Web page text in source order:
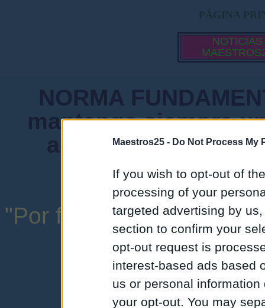
Maestros25 - Do Not Process My
If you wish to opt-out of
processing of your
targeted advertising by
section to confirm your
opt-out request is
interest-based ads based
us or personal
your opt-out. You may
PÁGINA
NOTICIAS
NORMA
mantenga siempre
admiten mensajes
instituciones
"Por favor, no abuse de
una expresión